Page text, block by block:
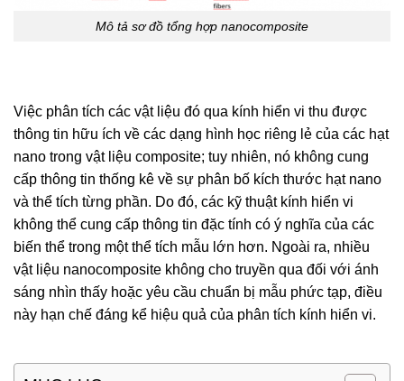
Mô tả sơ đồ tổng hợp nanocomposite
Việc phân tích các vật liệu đó qua kính hiển vi thu được
thông tin hữu ích về các dạng hình học riêng lẻ của các hạt
nano trong vật liệu composite; tuy nhiên, nó không cung
cấp thông tin thống kê về sự phân bố kích thước hạt nano
và thể tích từng phần. Do đó, các kỹ thuật kính hiển vi
không thể cung cấp thông tin đặc tính có ý nghĩa của các
biến thể trong một thể tích mẫu lớn hơn. Ngoài ra, nhiều
vật liệu nanocomposite không cho truyền qua đối với ánh
sáng nhìn thấy hoặc yêu cầu chuẩn bị mẫu phức tạp, điều
này hạn chế đáng kể hiệu quả của phân tích kính hiển vi.